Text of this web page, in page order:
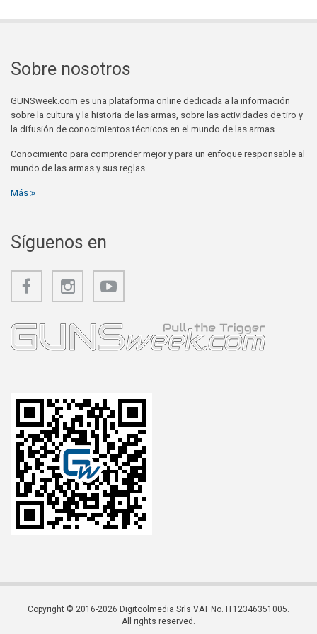
Sobre nosotros
GUNSweek.com es una plataforma online dedicada a la información
sobre la cultura y la historia de las armas, sobre las actividades de tiro y
la difusión de conocimientos técnicos en el mundo de las armas.
Conocimiento para comprender mejor y para un enfoque responsable al
mundo de las armas y sus reglas.
Más
Síguenos en
Copyright © 2016-2026 Digitoolmedia Srls VAT No. IT12346351005.
All rights reserved.